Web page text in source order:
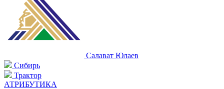
Салават Юлаев
Сибирь
Трактор
АТРИБУТИКА